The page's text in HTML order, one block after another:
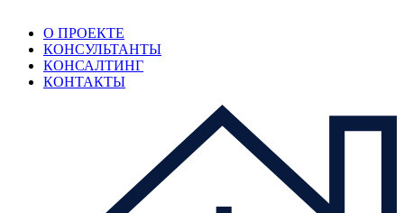
О ПРОЕКТЕ
КОНСУЛЬТАНТЫ
КОНСАЛТИНГ
КОНТАКТЫ